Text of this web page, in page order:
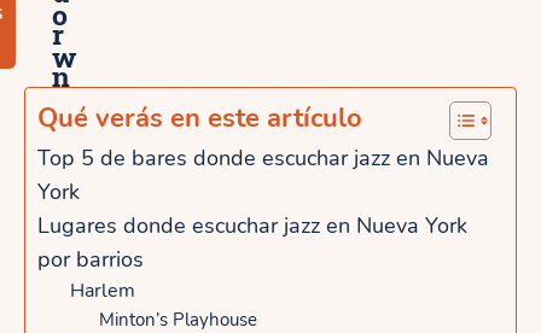
o
w
n
y
L
i
t
r
n
o
p
o
r
N
Qué verás en este artículo
Top 5 de bares donde escuchar jazz en Nueva
York
Lugares donde escuchar jazz en Nueva York
por barrios
Harlem
Minton’s Playhouse